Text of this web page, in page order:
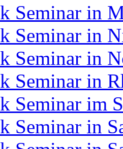
Seminar in
Seminar in
Seminar in
Seminar in
Seminar im
Seminar in